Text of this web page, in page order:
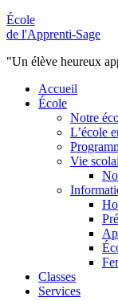
École
de l'Apprenti-Sage
"Un élève heureux
Accueil
École
Notre
L’école
Vie
Classes
Services